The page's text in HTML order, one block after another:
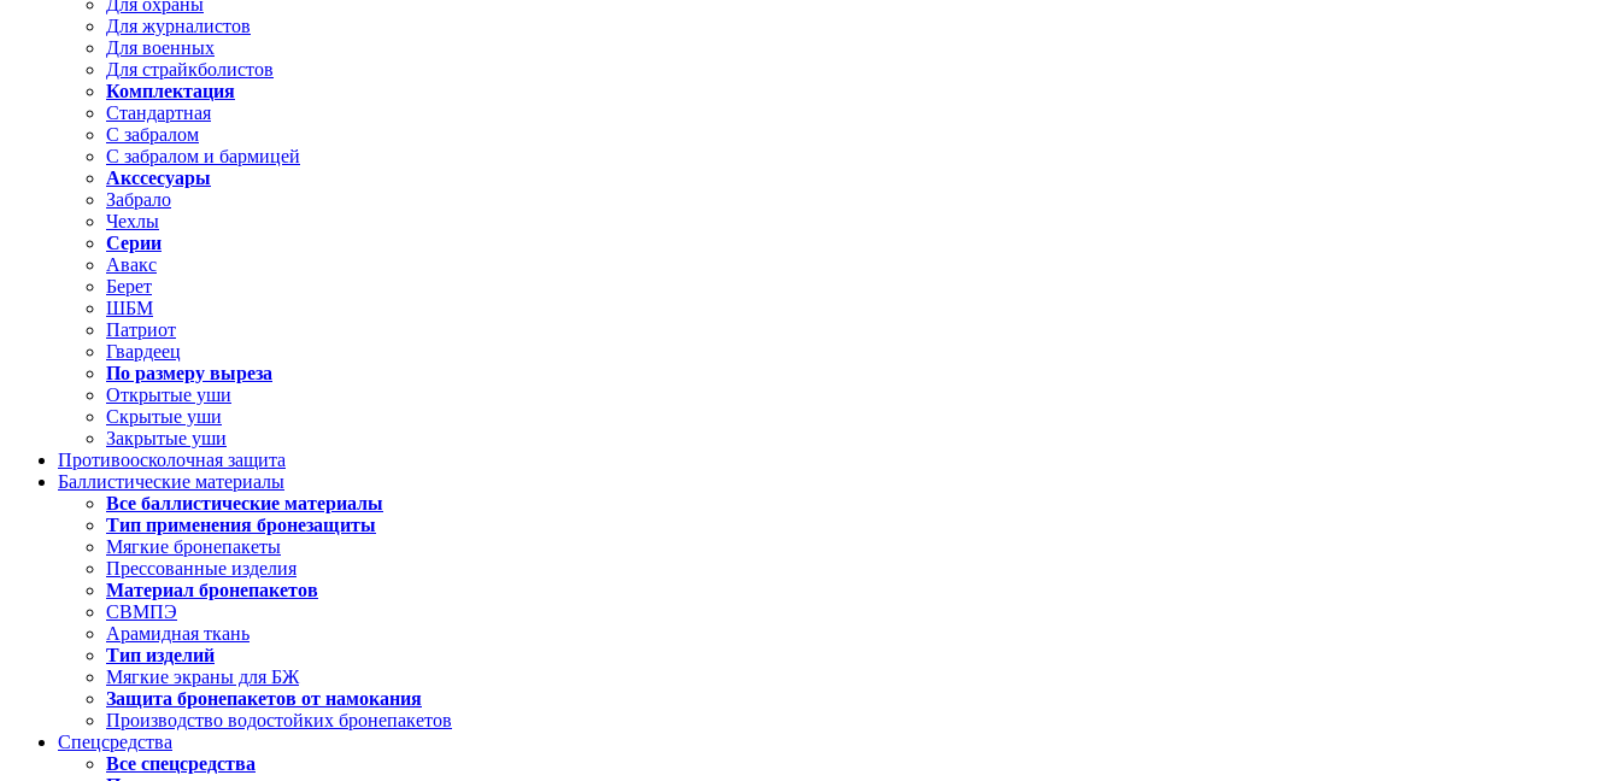
Для охраны
Для журналистов
Для военных
Для страйкболистов
Комплектация
Стандартная
С забралом
С забралом и бармицей
Акссесуары
Забрало
Чехлы
Серии
Авакс
Берет
ШБМ
Патриот
Гвардеец
По размеру выреза
Открытые уши
Скрытые уши
Закрытые уши
Противоосколочная защита
Баллистические материалы
Все баллистические материалы
Тип применения бронезащиты
Мягкие бронепакеты
Прессованные изделия
Материал бронепакетов
СВМПЭ
Арамидная ткань
Тип изделий
Мягкие экраны для БЖ
Защита бронепакетов от намокания
Производство водостойких бронепакетов
Спецсредства
Все спецсредства